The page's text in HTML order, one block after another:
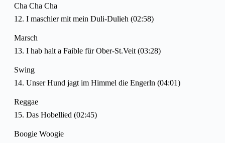
Cha Cha Cha
12. I maschier mit mein Duli-Dulieh (02:58)
Marsch
13. I hab halt a Faible für Ober-St.Veit (03:28)
Swing
14. Unser Hund jagt im Himmel die Engerln (04:01)
Reggae
15. Das Hobellied (02:45)
Boogie Woogie